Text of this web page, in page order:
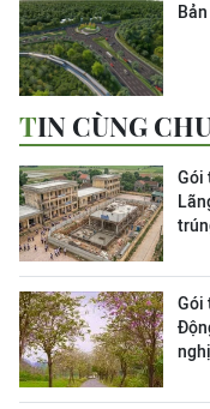
TIN CÙNG
Gói
Gói